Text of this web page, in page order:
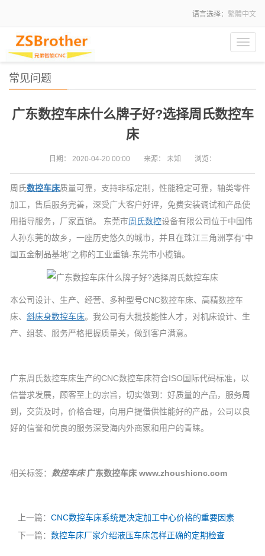
语言选择： 繁體中文
常见问题
广东数控车床什么牌子好?选择周氏数控车
床
日期： 2020-04-20 00:00 来源： 未知 浏览：
周氏数控车床质量可靠，支持非标定制，性能稳定可靠，轴类零件
加工，售后服务完善，深受广大客户好评，免费安装调试和产品使
用指导服务，厂家直销。 东莞市周氏数控设备有限公司位于中国伟
人孙东莞的故乡，一座历史悠久的城市，并且在珠江三角洲享有“中
国五金制品基地”之称的工业重镇-东莞市小榄镇。
本公司设计、生产、经营、多种型号CNC数控车床、高精数控车
床、 斜床身数控车床。我公司有大批技能性人才，对机床设计、生
产、组装、服务严格把握质量关，做到客户满意。
广东周氏数控车床生产的CNC数控车床符合ISO国际代码标准，以
信誉求发展，顾客至上的宗旨，切实做到：好质量的产品，服务周
到，交货及时，价格合理，向用户提借供性能好的产品，公司以良
好的信誉和优良的服务深受海内外商家和用户的青睐。
相关标签： 数控车床 广东数控车床 www.zhoushicnc.com
上一篇： CNC数控车床系统是决定加工中心价格的重要因素
下一篇： 数控车床厂家介绍液压车床怎样正确的定期检查